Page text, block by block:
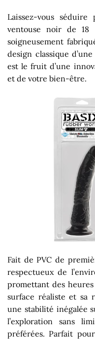
Laissez-vous séduire
ventouse noir de 18
soigneusement
design classique
est le fruit d’une
et de votre bien-être.
Fait de PVC de
respectueux de
promettant des
surface réaliste et sa
une stabilité inégalée
l’exploration sans
préférées. Parfait